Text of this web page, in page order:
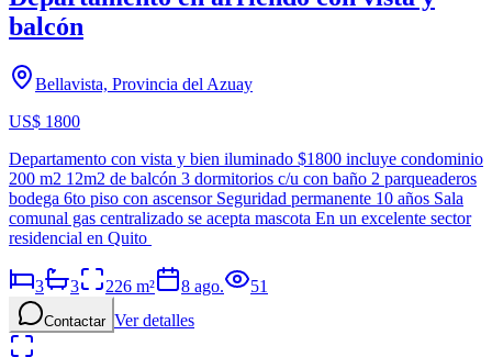
balcón
Bellavista, Provincia del Azuay
US$ 1800
Departamento con vista y bien iluminado $1800 incluye condominio
200 m2 12m2 de balcón 3 dormitorios c/u con baño 2 parqueaderos
bodega 6to piso con ascensor Seguridad permanente 10 años Sala
comunal gas centralizado se acepta mascota En un excelente sector
residencial en Quito
3 3 226 m² 8 ago. 51
Contactar Ver detalles